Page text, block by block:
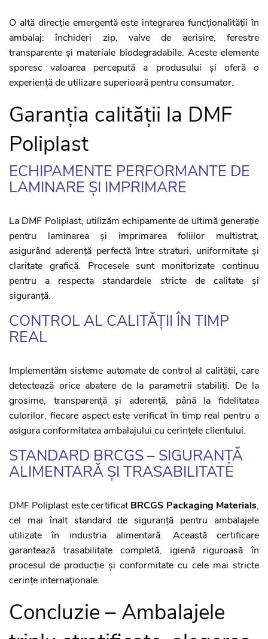
O altă direcție emergentă este integrarea funcționalității în
ambalaj: închideri zip, valve de aerisire, ferestre
transparente și materiale biodegradabile. Aceste elemente
sporesc valoarea percepută a produsului și oferă o
experiență de utilizare superioară pentru consumator.
Garanția calității la DMF
Poliplast
ECHIPAMENTE PERFORMANTE DE
LAMINARE ȘI IMPRIMARE
La DMF Poliplast, utilizăm echipamente de ultimă generație
pentru laminarea și imprimarea foliilor multistrat,
asigurând aderență perfectă între straturi, uniformitate și
claritate grafică. Procesele sunt monitorizate continuu
pentru a respecta standardele stricte de calitate și
siguranță.
CONTROL AL CALITĂȚII ÎN TIMP
REAL
Implementăm sisteme automate de control al calității, care
detectează orice abatere de la parametrii stabiliți. De la
grosime, transparență și aderență, până la fidelitatea
culorilor, fiecare aspect este verificat în timp real pentru a
asigura conformitatea ambalajului cu cerințele clientului.
STANDARD BRCGS – SIGURANȚĂ
ALIMENTARĂ ȘI TRASABILITATE
DMF Poliplast este certificatBRCGS Packaging Materials,
cel mai înalt standard de siguranță pentru ambalajele
utilizate în industria alimentară. Această certificare
garantează trasabilitate completă, igienă riguroasă în
procesul de producție și conformitate cu cele mai stricte
cerințe internaționale.
Concluzie – Ambalajele